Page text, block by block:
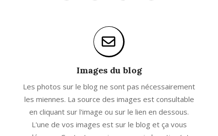
Images du blog
Les photos sur le blog ne sont pas nécessairement
les miennes. La source des images est consultable
en cliquant sur l'image ou sur le lien en dessous.
L'une de vos images est sur le blog et ça vous